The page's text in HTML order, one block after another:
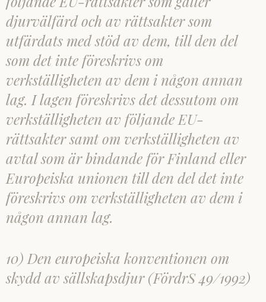
djurvälfärd och av rättsakter som
utfärdats med stöd av dem, till den del
som det inte föreskrivs om
verkställigheten av dem i någon annan
lag. I lagen föreskrivs det dessutom om
verkställigheten av följande EU-
rättsakter samt om verkställigheten av
avtal som är bindande för Finland eller
Europeiska unionen till den del det inte
föreskrivs om verkställigheten av dem i
någon annan lag.
10) Den europeiska konventionen om
skydd av sällskapsdjur (FördrS 49/1992)